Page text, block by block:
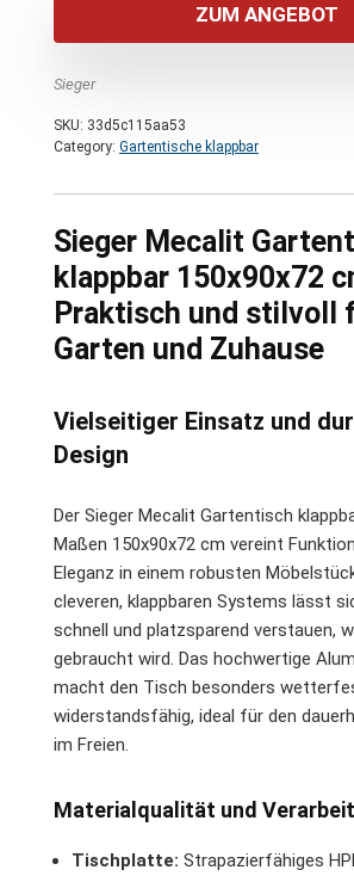
ZUM ANGEBOT
Sieger
SKU: 33d5c115aa53
Category: Gartentische klappbar
Sieger Mecalit
klappbar 150x90x72
Praktisch und stilvoll
Garten und Zuhause
Vielseitiger Einsatz und
Design
Der Sieger Mecalit Gartentisch
Maßen 150x90x72 cm vereint
Eleganz in einem robusten
cleveren, klappbaren Systems lässt
schnell und platzsparend verstauen,
gebraucht wird. Das hochwertige
macht den Tisch besonders
widerstandsfähig, ideal für den
im Freien.
Materialqualität und
Tischplatte: Strapazierfähiges